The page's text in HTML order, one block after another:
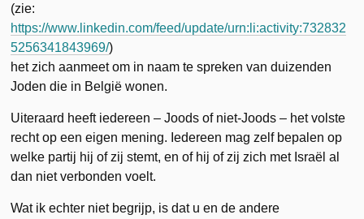
(zie:
https://www.linkedin.com/feed/update/urn:li:activity:732832
5256341843969/)
het zich aanmeet om in naam te spreken van duizenden
Joden die in België wonen.
Uiteraard heeft iedereen – Joods of niet-Joods – het volste
recht op een eigen mening. Iedereen mag zelf bepalen op
welke partij hij of zij stemt, en of hij of zij zich met Israël al
dan niet verbonden voelt.
Wat ik echter niet begrijp, is dat u en de andere